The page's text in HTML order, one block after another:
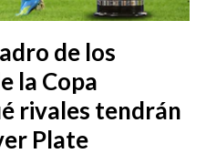
de los
la Copa
rivales tendrán
Plate